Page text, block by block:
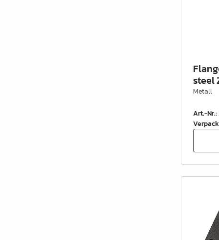
steel
Metall
Art.-Nr.: